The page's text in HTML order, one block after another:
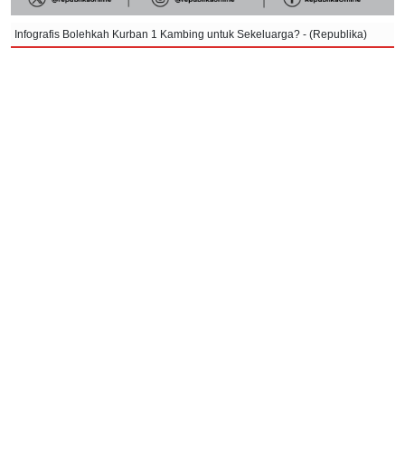
Infografis Bolehkah Kurban 1 Kambing untuk Sekeluarga? - (Republika)